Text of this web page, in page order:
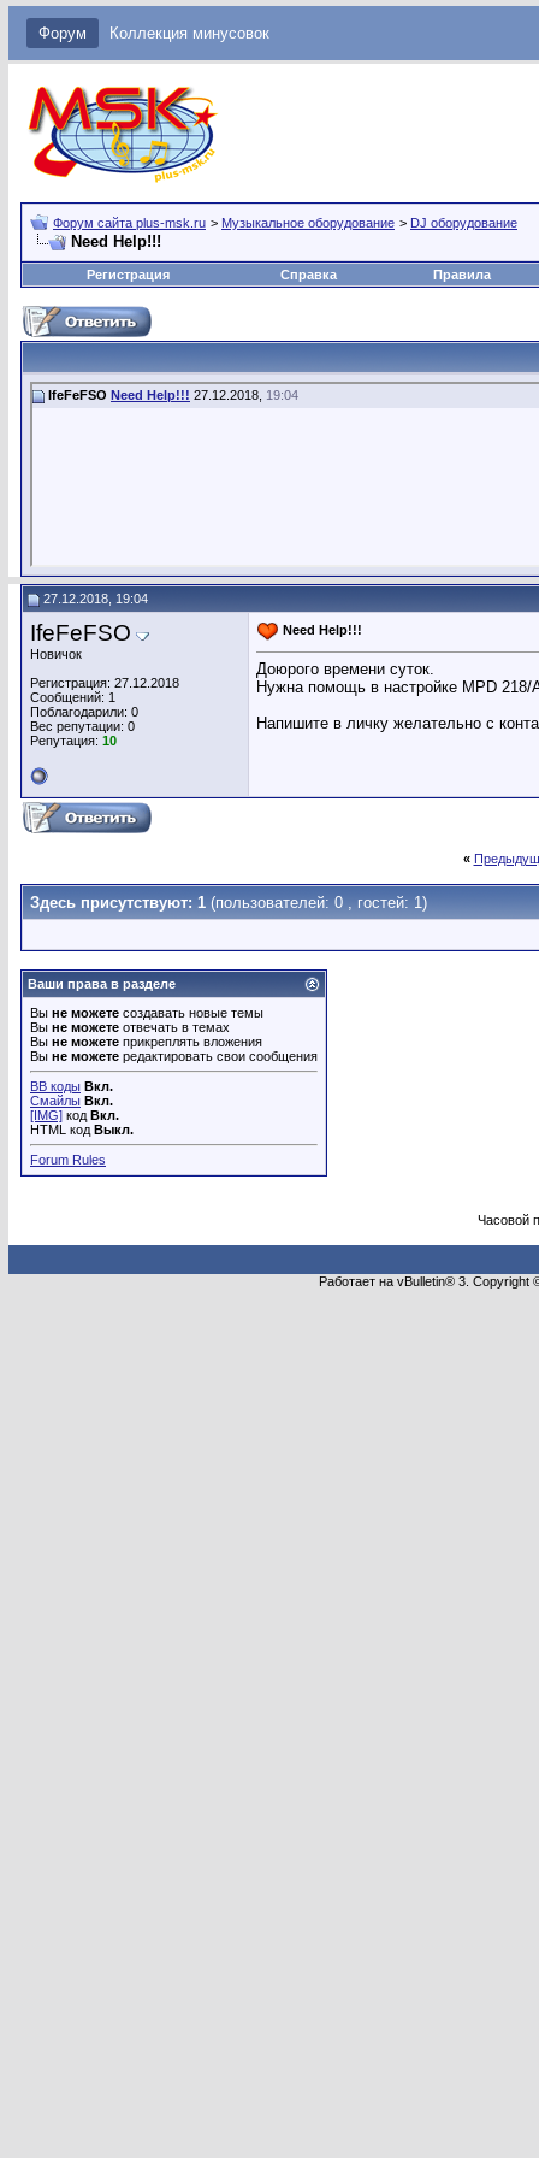
Форум Коллекция минусовок
Форум сайта plus-msk.ru > Музыкальное оборудование > DJ оборудование
Need Help!!!
Регистрация Справка Правила
IfeFeFSO Need Help!!! 27.12.2018, 19:04
27.12.2018, 19:04
IfeFeFSO
Новичок
Регистрация: 27.12.2018
Сообщений: 1
Поблагодарили: 0
Вес репутации: 0
Репутация: 10
Need Help!!!
Доюрого времени суток.
Нужна помощь в настройке MPD 218/
Напишите в личку желательно с
«
Здесь присутствуют: 1 (пользователей: 0 , гостей: 1)
Ваши права в разделе
Вы не можете создавать новые темы
Вы не можете отвечать в темах
Вы не можете прикреплять вложения
Вы не можете редактировать свои сообщения
BB коды Вкл.
Смайлы Вкл.
[IMG] код Вкл.
HTML код Выкл.
Forum Rules
Часовой
Работает на vBulletin® 3.